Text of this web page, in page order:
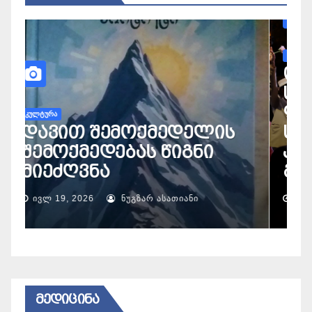
ᲙᲣᲚᲢᲣᲠᲐ
დავით შემოქმედელის
შემოქმედებას წიგნი
მიეძღვნა
ᲘᲕᲚ 19, 2026 ᲜᲣᲒᲖᲐᲠ ᲐᲡᲐᲗᲘᲐᲜᲘ
ᲛᲔᲓᲘᲪᲘᲜᲐ
ავტონომიური
რესპუბლიკის